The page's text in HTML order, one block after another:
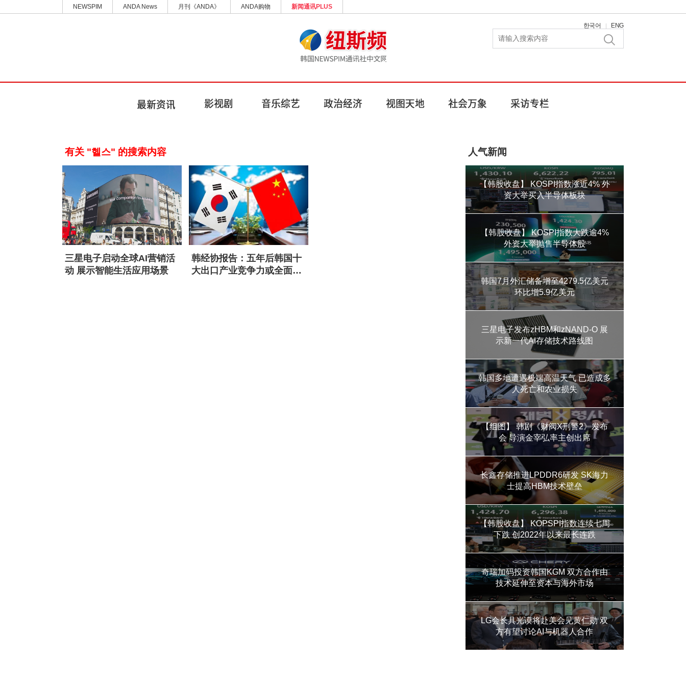
NEWSPIM ANDA News 月刊《ANDA》 ANDA购物 新闻通讯PLUS
한국어 | ENG
有关 "헬스" 的搜索内容
三星电子启动全球AI营销活
动 展示智能生活应用场景
韩经协报告：五年后韩国十
大出口产业竞争力或全面被
人气新闻
【韩股收盘】 KOSPI指数涨近4% 外
资大举买入半导体板块
【韩股收盘】 KOSPI指数大跌逾4%
外资大举抛售半导体股
韩国7月外汇储备增至4279.5亿美元
环比增5.9亿美元
三星电子发布zHBM和zNAND-O 展
示新一代AI存储技术路线图
韩国多地遭遇极端高温天气 已造成多
人死亡和农业损失
【组图】 韩剧《财阀X刑警2》发布
会 导演金宰弘率主创出席
长鑫存储推进LPDDR6研发 SK海力
士提高HBM技术壁垒
【韩股收盘】 KOPSPI指数连续七周
下跌 创2022年以来最长连跌
奇瑞加码投资韩国KGM 双方合作由
技术延伸至资本与海外市场
LG会长具光谟将赴美会见黄仁勋 双
方有望讨论AI与机器人合作